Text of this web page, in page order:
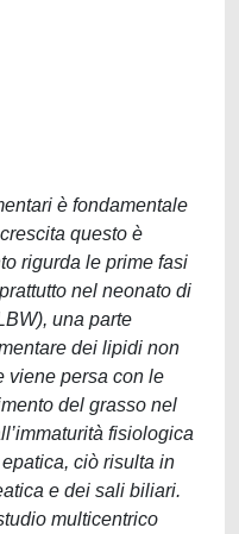
è fondamentale
questo è
rigurda le prime fasi
nel neonato di
una parte
dei lipidi non
viene persa con le
del grasso nel
fisiologica
ciò risulta in
e dei sali biliari.
multicentrico